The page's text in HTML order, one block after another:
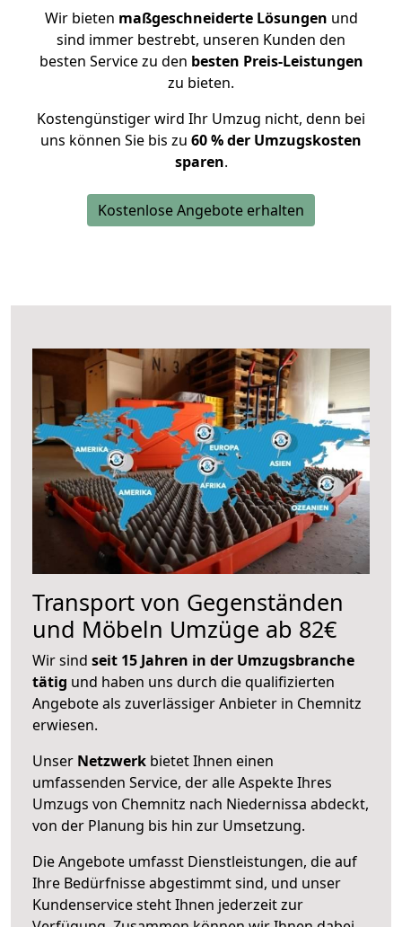
Wir bieten maßgeschneiderte Lösungen und
sind immer bestrebt, unseren Kunden den
besten Service zu den besten Preis-Leistungen
zu bieten.
Kostengünstiger wird Ihr Umzug nicht, denn bei
uns können Sie bis zu 60 % der Umzugskosten
sparen.
Kostenlose Angebote erhalten
Transport von Gegenständen
und Möbeln Umzüge ab 82€
Wir sind seit 15 Jahren in der Umzugsbranche
tätig und haben uns durch die qualifizierten
Angebote als zuverlässiger Anbieter in Chemnitz
erwiesen.
Unser Netzwerk bietet Ihnen einen
umfassenden Service, der alle Aspekte Ihres
Umzugs von Chemnitz nach Niedernissa abdeckt,
von der Planung bis hin zur Umsetzung.
Die Angebote umfasst Dienstleistungen, die auf
Ihre Bedürfnisse abgestimmt sind, und unser
Kundenservice steht Ihnen jederzeit zur